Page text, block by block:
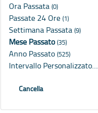
Ora Passata (0)
Passate 24 Ore (1)
Settimana Passata (9)
Mese Passato(35)
Anno Passato (525)
Intervallo Personalizzato…
Cancella